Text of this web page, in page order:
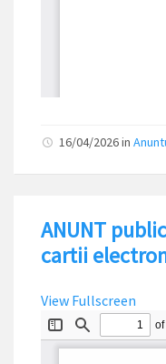
16/04/2026in
ANUNT
cartii
View Fullscreen